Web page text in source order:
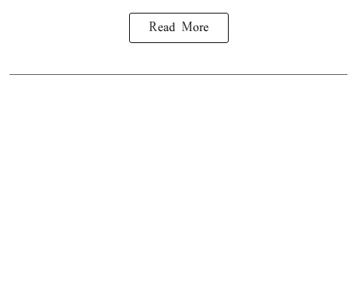
Read More